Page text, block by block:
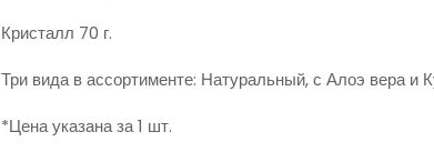
Кристалл 70 г.
Три вида в ассортименте: Натуральный, с Алоэ вера и
*Цена указана за 1 шт.